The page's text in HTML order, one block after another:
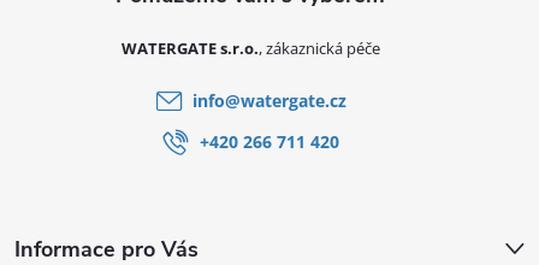
Informace pro Vás
WATERGATE s.r.o.
info@watergate.cz
+420 266 711 420